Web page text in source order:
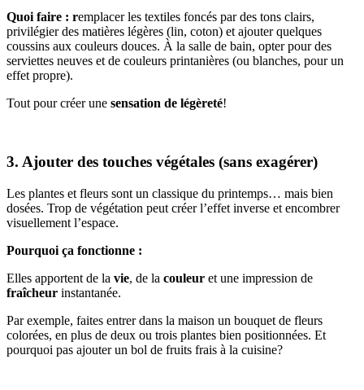
Quoi faire : remplacer les textiles foncés par des tons clairs,
privilégier des matières légères (lin, coton) et ajouter quelques
coussins aux couleurs douces. À la salle de bain, opter pour des
serviettes neuves et de couleurs printanières (ou blanches, pour un
effet propre).
Tout pour créer une sensation de légèreté!
3. Ajouter des touches végétales (sans exagérer)
Les plantes et fleurs sont un classique du printemps… mais bien
dosées. Trop de végétation peut créer l’effet inverse et encombrer
visuellement l’espace.
Pourquoi ça fonctionne :
Elles apportent de la vie, de la couleur et une impression de
fraîcheur instantanée.
Par exemple, faites entrer dans la maison un bouquet de fleurs
colorées, en plus de deux ou trois plantes bien positionnées. Et
pourquoi pas ajouter un bol de fruits frais à la cuisine?